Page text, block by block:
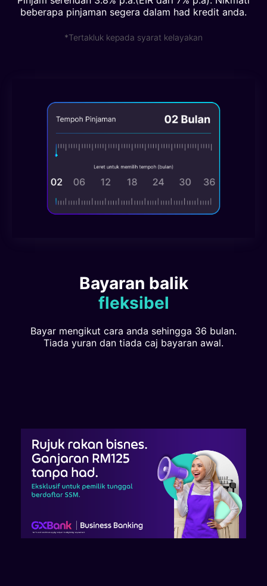
beberapa pinjaman segera dalam had kredit anda.
*Tertakluk kepada syarat kelayakan
Bayaran balik
fleksibel
Bayar mengikut cara anda sehingga 36 bulan.
Tiada yuran dan tiada caj bayaran awal.